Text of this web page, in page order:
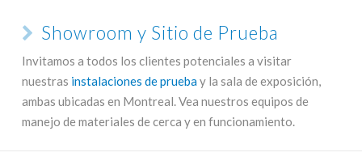
Showroom y Sitio de Prueba
Invitamos a todos los clientes potenciales a visitar
nuestras instalaciones de pruebay la sala de exposición,
ambas ubicadas en Montreal. Vea nuestros equipos de
manejo de materiales de cerca y en funcionamiento.